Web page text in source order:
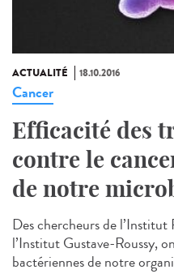
ACTUALITÉ 18.10.2016
Cancer
Efficacité des
contre le
de notre
Des chercheurs de
l’Institut Gustave-Roussy,
bactériennes de notre